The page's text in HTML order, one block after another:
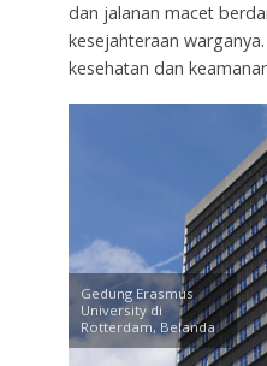
dan jalanan macet
kesejahteraan
kesehatan dan
Gedung Erasmus
University di
Rotterdam, Belanda